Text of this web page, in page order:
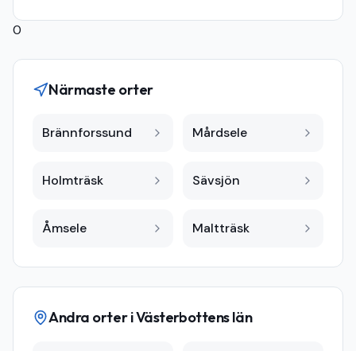
0
Närmaste orter
Brännforssund Mårdsele
Holmträsk Sävsjön
Åmsele Maltträsk
Andra orter iVästerbottens län